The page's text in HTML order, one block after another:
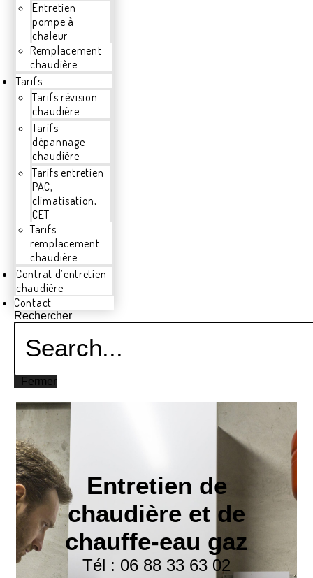
Entretien
pompe à
chaleur
Remplacement
chaudière
Tarifs
Tarifs révision
chaudière
Tarifs
dépannage
chaudière
Tarifs entretien
PAC,
climatisation,
CET
Tarifs
remplacement
chaudière
Contrat d’entretien
chaudière
Contact
Rechercher
Fermer
Entretien de
chaudière et de
chauffe-eau gaz
Tél : 06 88 33 63 02